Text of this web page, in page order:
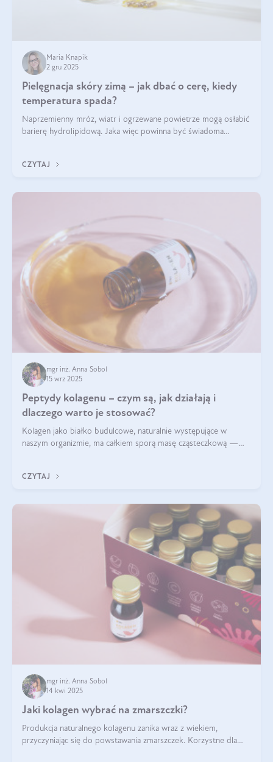
Maria Knapik
2 gru 2025
Pielęgnacja skóry zimą – jak dbać o cerę, kiedy
temperatura spada?
Naprzemienny mróz, wiatr i ogrzewane powietrze mogą osłabić
barierę hydrolipidową. Jaka więc powinna być świadoma
CZYTAJ
mgr inż. Anna Sobol
15 wrz 2025
Peptydy kolagenu – czym są, jak działają i
dlaczego warto je stosować?
Kolagen jako białko budulcowe, naturalnie występujące w
naszym organizmie, ma całkiem sporą masę cząsteczkową —
bardziej biodostępny
CZYTAJ
mgr inż. Anna Sobol
14 kwi 2025
Jaki kolagen wybrać na zmarszczki?
Produkcja naturalnego kolagenu zanika wraz z wiekiem,
przyczyniając się do powstawania zmarszczek. Korzystne dla